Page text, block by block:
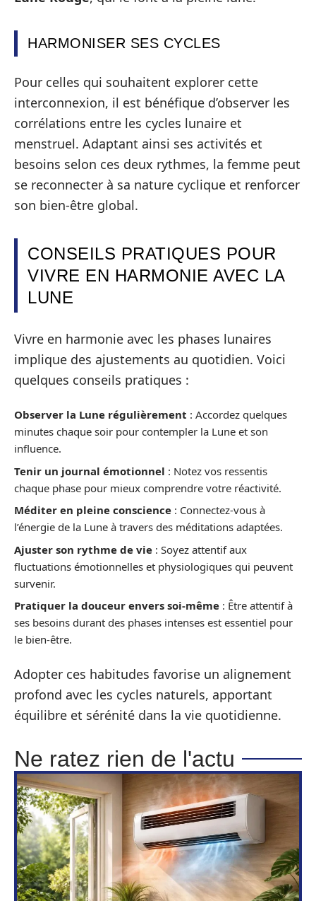
HARMONISER SES CYCLES
Pour celles qui souhaitent explorer cette
interconnexion, il est bénéfique d’observer les
corrélations entre les cycles lunaire et
menstruel. Adaptant ainsi ses activités et
besoins selon ces deux rythmes, la femme peut
se reconnecter à sa nature cyclique et renforcer
son bien-être global.
CONSEILS PRATIQUES POUR
VIVRE EN HARMONIE AVEC LA
LUNE
Vivre en harmonie avec les phases lunaires
implique des ajustements au quotidien. Voici
quelques conseils pratiques :
Observer la Lune régulièrement : Accordez quelques
minutes chaque soir pour contempler la Lune et son
influence.
Tenir un journal émotionnel : Notez vos ressentis
chaque phase pour mieux comprendre votre réactivité.
Méditer en pleine conscience : Connectez-vous à
l’énergie de la Lune à travers des méditations adaptées.
Ajuster son rythme de vie : Soyez attentif aux
fluctuations émotionnelles et physiologiques qui peuvent
survenir.
Pratiquer la douceur envers soi-même : Être attentif à
ses besoins durant des phases intenses est essentiel pour
le bien-être.
Adopter ces habitudes favorise un alignement
profond avec les cycles naturels, apportant
équilibre et sérénité dans la vie quotidienne.
Ne ratez rien de l'actu